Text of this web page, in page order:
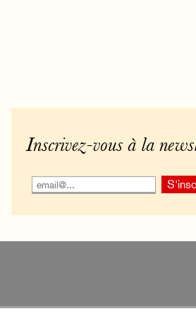
Inscrivez-vous à la